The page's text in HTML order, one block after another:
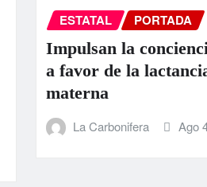
ESTATAL PORTADA
Impulsan la
a favor de la
materna
La Carbonifera Ago